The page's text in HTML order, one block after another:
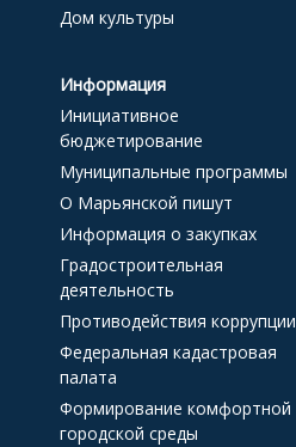
Дом культуры
Информация
Инициативное
бюджетирование
Муниципальные программы
О Марьянской пишут
Информация о закупках
Градостроительная
деятельность
Противодействия коррупции
Федеральная кадастровая
палата
Формирование комфортной
городской среды